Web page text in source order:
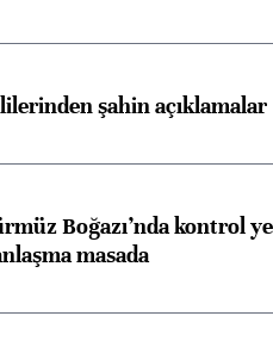
şahin açıklamalar
Boğazı’nda kontrol
masada